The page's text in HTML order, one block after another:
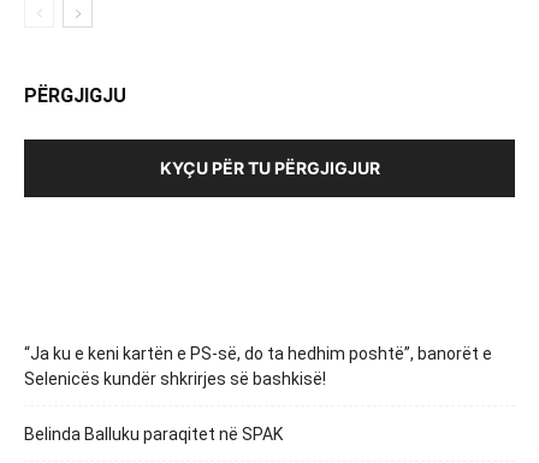
PËRGJIGJU
KYÇU PËR TU PËRGJIGJUR
“Ja ku e keni kartën e PS-së, do ta hedhim poshtë”, banorët e
Selenicës kundër shkrirjes së bashkisë!
Belinda Balluku paraqitet në SPAK